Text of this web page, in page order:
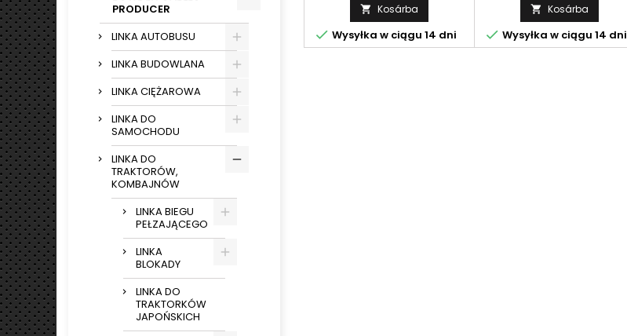
PRODUCER
LINKA AUTOBUSU
LINKA BUDOWLANA
LINKA CIĘŻAROWA
LINKA DO
SAMOCHODU
LINKA DO
TRAKTORÓW,
KOMBAJNÓW
LINKA BIEGU
PEŁZAJĄCEGO
LINKA
BLOKADY
LINKA DO
TRAKTORKÓW
JAPOŃSKICH
 Kosárba
 Wysyłka w ciągu 14 dni
 Kosárba
 Wysyłka w ciągu 14 dni